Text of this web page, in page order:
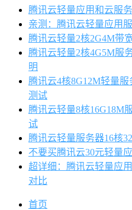
腾讯云轻量应用和云服
亲测：腾讯云轻量应用
腾讯云轻量2核2G4M带
腾讯云轻量2核4G5M服
明
腾讯云4核8G12M轻量
测试
腾讯云轻量8核16G18M
试
腾讯云轻量服务器16核
不要买腾讯云30元轻量
超详细：腾讯云轻量应
对比
首页